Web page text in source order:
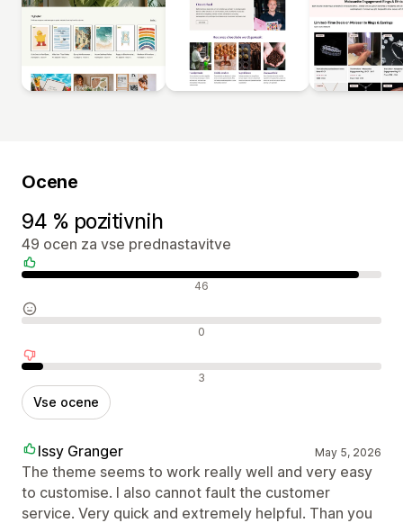
Ocene
94 % pozitivnih
49 ocen za vse prednastavitve
Pozitivne ocene 46
Nevtralne ocene 0
Negativne ocene 3
Vse ocene
Issy Granger May 5, 2026
The theme seems to work really well and very easy
to customise. I also cannot fault the customer
service. Very quick and extremely helpful. Than you